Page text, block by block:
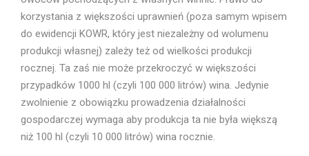
korzystania z większości uprawnień (poza samym wpisem
do ewidencji KOWR, który jest niezależny od wolumenu
produkcji własnej) zależy też od wielkości produkcji
rocznej. Ta zaś nie może przekroczyć w większości
przypadków 1000 hl (czyli 100 000 litrów) wina. Jedynie
zwolnienie z obowiązku prowadzenia działalności
gospodarczej wymaga aby produkcja ta nie była większą
niż 100 hl (czyli 10 000 litrów) wina rocznie.